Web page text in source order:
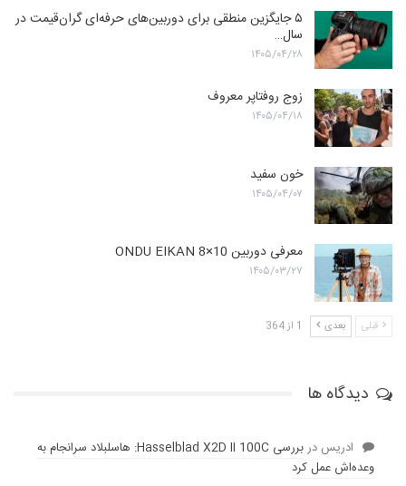
۵ جایگزین منطقی برای دوربین‌های حرفه‌ای گران‌قیمت در
سال…
۱۴۰۵/۰۴/۲۸
زوج روفتاپر معروف
۱۴۰۵/۰۴/۱۸
خون سفید
۱۴۰۵/۰۴/۰۷
معرفی دوربین ONDU EIKAN 8×10
۱۴۰۵/۰۳/۲۷
قبلی بعدی 1 از 364
دیدگاه ها
ادریس در
بررسی Hasselblad X2D II 100C: هاسلبلاد سرانجام به
وعده‌‌اش عمل کرد